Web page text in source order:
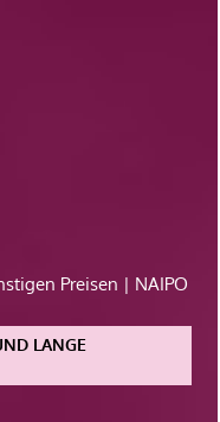
Preisen | NAIPO
LANGE